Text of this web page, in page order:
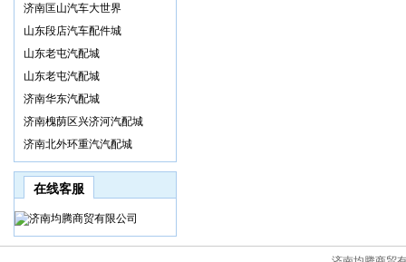
济南匡山汽车大世界
山东段店汽车配件城
山东老屯汽配城
山东老屯汽配城
济南华东汽配城
济南槐荫区兴济河汽配城
济南北外环重汽汽配城
在线客服